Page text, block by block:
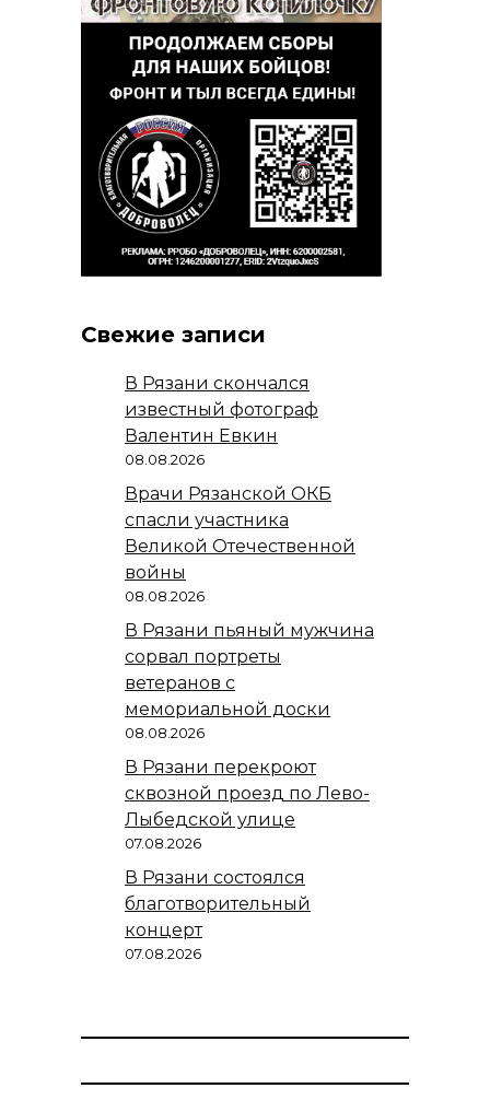
Свежие записи
В Рязани скончался
известный фотограф
Валентин Евкин
08.08.2026
Врачи Рязанской ОКБ
спасли участника
Великой Отечественной
войны
08.08.2026
В Рязани пьяный мужчина
сорвал портреты
ветеранов с
мемориальной доски
08.08.2026
В Рязани перекроют
сквозной проезд по Лево-
Лыбедской улице
07.08.2026
В Рязани состоялся
благотворительный
концерт
07.08.2026